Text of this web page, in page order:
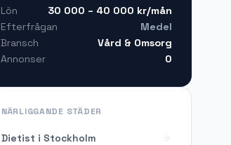
Lön 30 000 – 40 000 kr/mån
Efterfrågan
Medel
Bransch
Vård & Omsorg
Annonser
0
NÄRLIGGANDE STÄDER
Dietist i Stockholm